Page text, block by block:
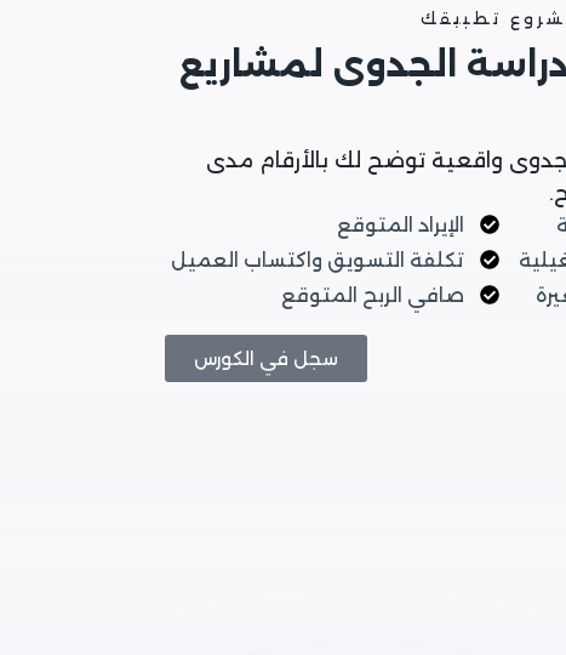
تطبيقك
دراسة الجدوى لمشاريع
واقعية توضح لك بالأرقام مدى
الإيراد المتوقع
تكلفة التسويق واكتساب العميل
صافي الربح المتوقع
سجل في الكورس